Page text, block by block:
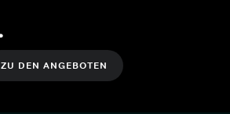
ZU DEN ANGEBOTEN